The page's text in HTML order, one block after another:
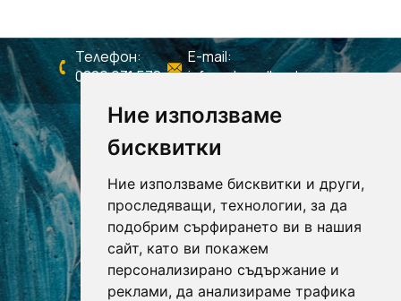
Ние използваме
бисквитки
Ние използваме бисквитки и други,
проследяващи, технологии, за да
подобрим сърфирането ви в нашия
сайт, като ви покажем
персонализирано съдържание и
реклами, да анализираме трафика
Телефон:
0886 931 578
E-mail:
info@shagall-colors.com